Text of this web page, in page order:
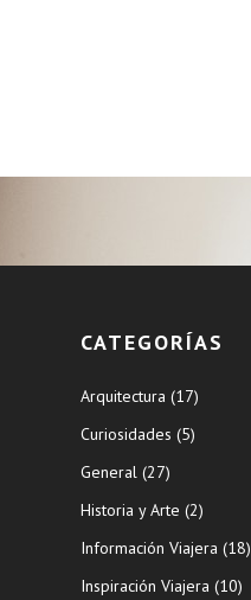
CATEGORÍAS
Arquitectura (17)
Curiosidades (5)
General (27)
Historia y Arte (2)
Información Viajera (18)
Inspiración Viajera (10)